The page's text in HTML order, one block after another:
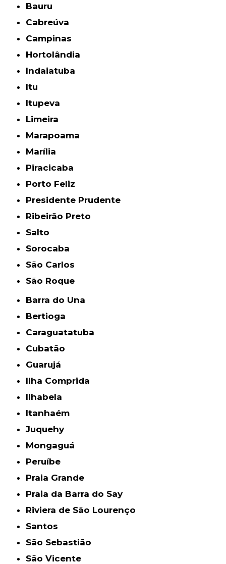
Bauru
Cabreúva
Campinas
Hortolândia
Indaiatuba
Itu
Itupeva
Limeira
Marapoama
Marília
Piracicaba
Porto Feliz
Presidente Prudente
Ribeirão Preto
Salto
Sorocaba
São Carlos
São Roque
Barra do Una
Bertioga
Caraguatatuba
Cubatão
Guarujá
Ilha Comprida
Ilhabela
Itanhaém
Juquehy
Mongaguá
Peruíbe
Praia Grande
Praia da Barra do Say
Riviera de São Lourenço
Santos
São Sebastião
São Vicente